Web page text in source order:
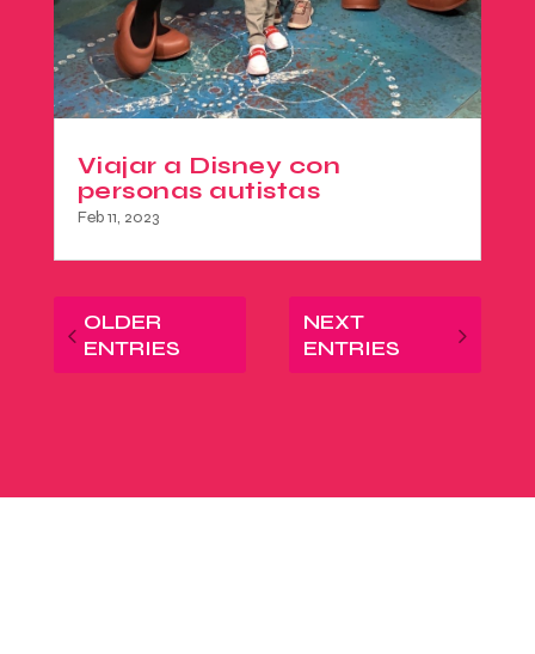
Viajar a Disney con
personas autistas
Feb 11, 2023
OLDER
ENTRIES
NEXT
ENTRIES